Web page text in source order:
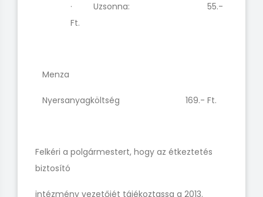
· Uzsonna: 55.-
Ft.
Menza
Nyersanyagköltség 169.- Ft.
Felkéri a polgármestert, hogy az étkeztetés
biztosító
intézmény vezetőjét tájékoztassa a 2013.